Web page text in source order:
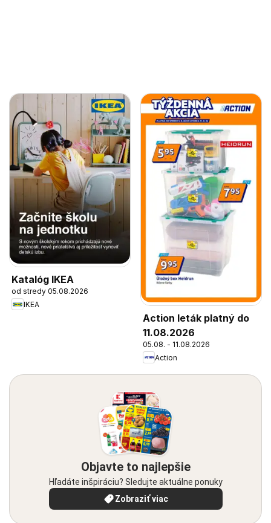
Katalóg IKEA
od stredy 05.08.2026
IKEA
Action leták platný do
11.08.2026
05.08. - 11.08.2026
Action
Objavte to najlepšie
Hľadáte inšpiráciu? Sledujte aktuálne ponuky
Zobraziť viac